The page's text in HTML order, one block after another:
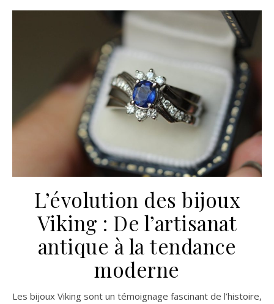
L’évolution des bijoux
Viking : De l’artisanat
antique à la tendance
moderne
Les bijoux Viking sont un témoignage fascinant de l’histoire,